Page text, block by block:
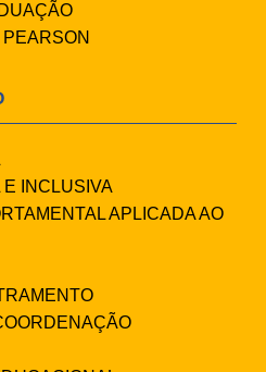
INCLUSIVA
APLICADA AO